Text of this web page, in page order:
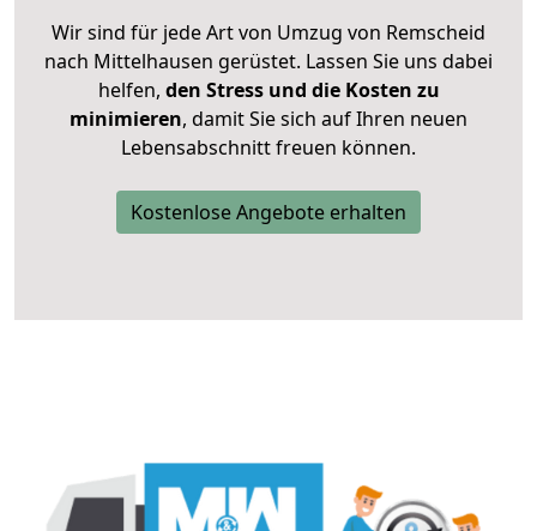
Wir sind für jede Art von Umzug von Remscheid
nach Mittelhausen gerüstet. Lassen Sie uns dabei
helfen, den Stress und die Kosten zu
minimieren, damit Sie sich auf Ihren neuen
Lebensabschnitt freuen können.
Kostenlose Angebote erhalten